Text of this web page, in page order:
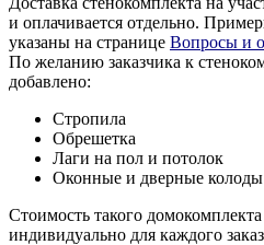
и оплачивается отдельно.
указаны на странице Вопросы и
По желанию заказчика к
добавлено:
Стропила
Обрешетка
Лаги на пол и потолок
Оконные и дверные колоды
Стоимость такого
индивидуально для каждого